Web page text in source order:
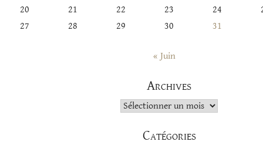
20
21 22 23 24
27
28 29 30 31
« Juin
Archives
Archives
Catégories